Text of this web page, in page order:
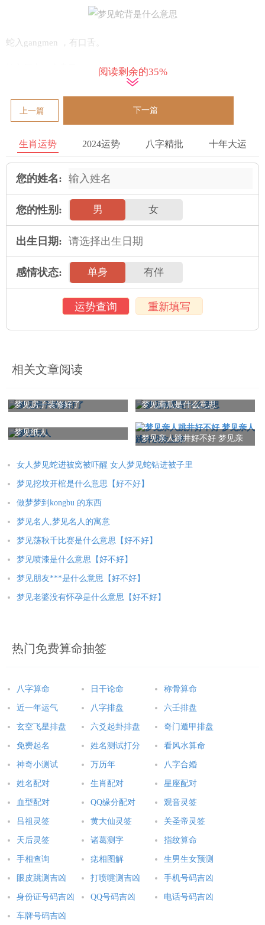
蛇入gangmen ，有口舌。
蛇行水内，主迁荣。
2025年运势
属鼠人2025年全年运势详解 属牛人2025年全年运势详解
属虎人2025年全年运势详解 属兔人2025年全年运势详解
属龙人2025年全年运势详解 属蛇人2025年全年运势详解
属马人2025年全年运势详解 属羊人2025年全年运势详解
阅读剩余的35%
上一篇 下一篇
生肖运势 2024运势 八字精批 十年大运
您的姓名:
您的性别: 男 女
出生日期:
感情状态: 单身 有伴
运势查询 重新填写
相关文章阅读
梦见房子装修好了 梦见南瓜是什么意思
梦见纸人
梦见亲人跳井好不好 梦见亲
女人梦见蛇进被窝被吓醒 女人梦见蛇钻进被子里
梦见挖坟开棺是什么意思【好不好】
做梦梦到kongbu 的东西
梦见名人,梦见名人的寓意
梦见荡秋千比赛是什么意思【好不好】
梦见喷漆是什么意思【好不好】
梦见朋友***是什么意思【好不好】
梦见老婆没有怀孕是什么意思【好不好】
热门免费算命抽签
八字算命 日干论命 称骨算命
近一年运气 八字排盘 六壬排盘
玄空飞星排盘 六爻起卦排盘 奇门遁甲排盘
免费起名 姓名测试打分 看风水算命
神奇小测试 万历年 八字合婚
姓名配对 生肖配对 星座配对
血型配对 QQ缘分配对 观音灵签
吕祖灵签 黄大仙灵签 关圣帝灵签
天后灵签 诸葛测字 指纹算命
手相查询 痣相图解 生男生女预测
眼皮跳测吉凶 打喷嚏测吉凶 手机号码吉凶
身份证号码吉凶 QQ号码吉凶 电话号码吉凶
车牌号码吉凶